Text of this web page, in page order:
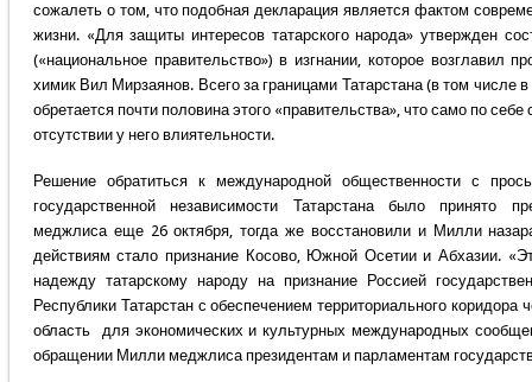
сожалеть о том, что подобная декларация является фактом
жизни. «Для защиты интересов татарского народа» утвержден
(«национальное правительство») в изгнании, которое
химик Вил Мирзаянов. Всего за границами Татарстана (в том числе
обретается почти половина этого «правительства», что само по себе
отсутствии у него влиятельности.
Решение обратиться к международной общественности с
государственной независимости Татарстана было принято
меджлиса еще 26 октября, тогда же восстановили и Милли
действиям стало признание Косово, Южной Осетии и Абхазии.
надежду татарскому народу на признание Россией
Республики Татарстан с обеспечением территориального коридора
область для экономических и культурных международных
обращении Милли меджлиса президентам и парламентам